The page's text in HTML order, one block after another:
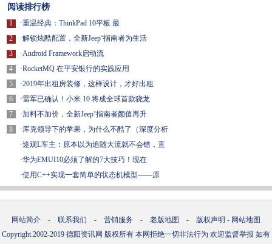
阅读排行榜
1
2
3
4
5
6
7
8
·重温经典：ThinkPad 10平板 最
·解锁炫酷配置，全新Jeep⁺指南者为生活
·Android Framework启动流
·RocketMQ 在平安银行的实践应用
·2019年出租房装修，这样设计，才好出租
·雷军已确认！小米 10 将成全球首款骁龙
·加料不加价，全新Jeep⁺指南者颜值再升
·库克领导下的苹果，为什么不酷了（深度分析
·途观L车主：原本以为追随大流就不会错，直
·华为EMUI10必须了解的7大技巧！现在
·使用C++实现一套简单的状态机模型——原
网站简介 - 联系我们 - 营销服务 - 老版地图 - 版权声明 - 网站地图
Copyright.2002-2019 德阳资讯网 版权所有 本网拒绝一切非法行为 欢迎监督举报 如有